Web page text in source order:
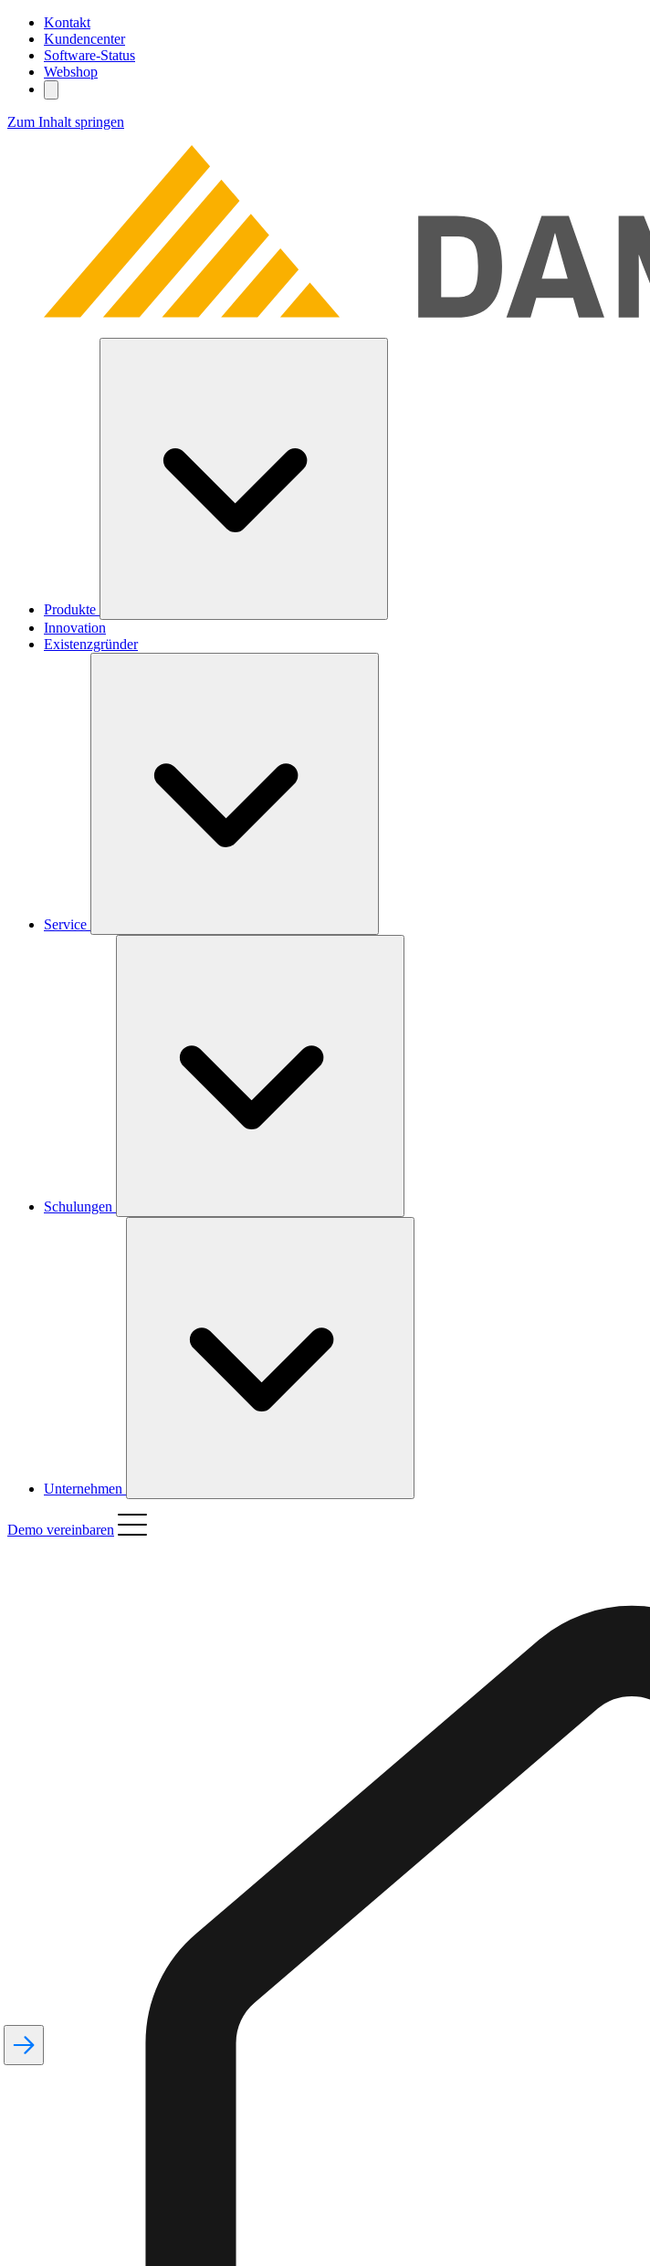
Kontakt
Kundencenter
Software-Status
Webshop
Zum Inhalt springen
Produkte
Innovation
Existenzgründer
Service
Schulungen
Unternehmen
Demo vereinbaren